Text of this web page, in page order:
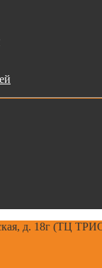
д. 18г (ТЦ